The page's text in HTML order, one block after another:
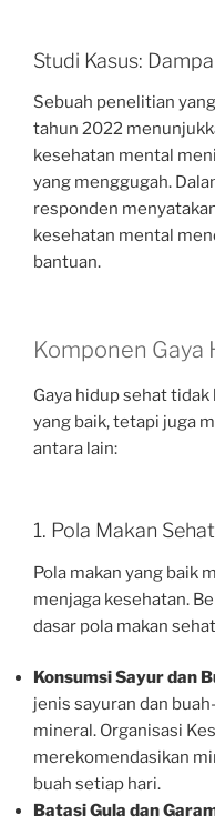
Studi Kasus:
Sebuah penelitian
tahun 2022
kesehatan mental
yang menggugah.
responden
kesehatan mental
bantuan.
Komponen Gaya
Gaya hidup sehat
yang baik, tetapi juga
antara lain:
1. Pola Makan Sehat
Pola makan yang baik
menjaga kesehatan.
dasar pola makan
Konsumsi Sayur dan
jenis sayuran dan
mineral. Organisasi
merekomendasikan
buah setiap hari.
Batasi Gula dan